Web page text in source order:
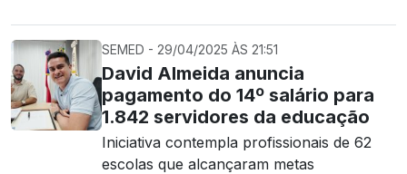
SEMED - 29/04/2025 ÀS 21:51
David Almeida anuncia
pagamento do 14º salário para
1.842 servidores da educação
Iniciativa contempla profissionais de 62
escolas que alcançaram metas